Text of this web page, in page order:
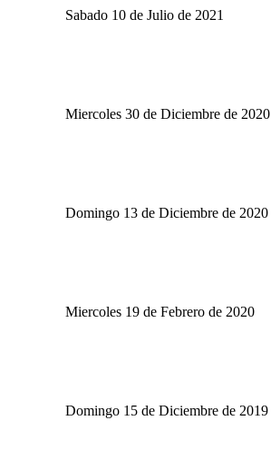
Sabado 10 de Julio de 2021
Miercoles 30 de Diciembre de 2020
Domingo 13 de Diciembre de 2020
Miercoles 19 de Febrero de 2020
Domingo 15 de Diciembre de 2019